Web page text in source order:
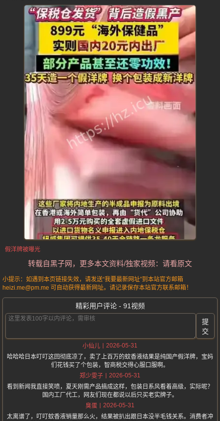
假洋牌被曝光
转载自黑子网，更多本文资料/独家视频：请看原文
小提示：如遇到本页链接失效，请发送“我要最新网址”到本站官方邮箱
heizi.me@pm.me 可自动获得最新网址。请记录保存本站官方联系邮箱！
精彩用户评论 - 91视频
提
交
小仙儿
2026-05-31
哈哈哈日本叮叮这回彻底凉了，卖了上百万的蚊香液结果是纯国产假洋牌，宝妈
们花钱买了个包装，智商税交得心服口服啊。
郑少雯子
2026-05-31
看到新闻我直接笑喷，夏天刚需产品搞成这样，包装日系风看着高级，实际呢？
国内工厂代工，网友们现在都说以后只买老实牌子。
臭蛋
2026-05-31
太离谱了，叮叮蚊香液销量那么火，结果被扒出跟日本没半毛钱关系。消费者冲